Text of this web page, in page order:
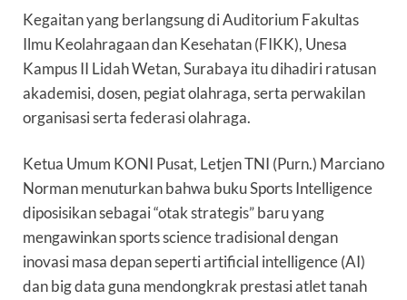
Kegaitan yang berlangsung di Auditorium Fakultas
Ilmu Keolahragaan dan Kesehatan (FIKK), Unesa
Kampus II Lidah Wetan, Surabaya itu dihadiri ratusan
akademisi, dosen, pegiat olahraga, serta perwakilan
organisasi serta federasi olahraga.
Ketua Umum KONI Pusat, Letjen TNI (Purn.) Marciano
Norman menuturkan bahwa buku Sports Intelligence
diposisikan sebagai “otak strategis” baru yang
mengawinkan sports science tradisional dengan
inovasi masa depan seperti artificial intelligence (AI)
dan big data guna mendongkrak prestasi atlet tanah